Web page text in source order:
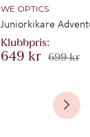
Juniorkikare
WE OPTICS
649 kr 699 kr